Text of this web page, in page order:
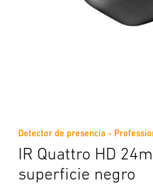
Detector de presencia -
IR Quattro HD
superficie negro